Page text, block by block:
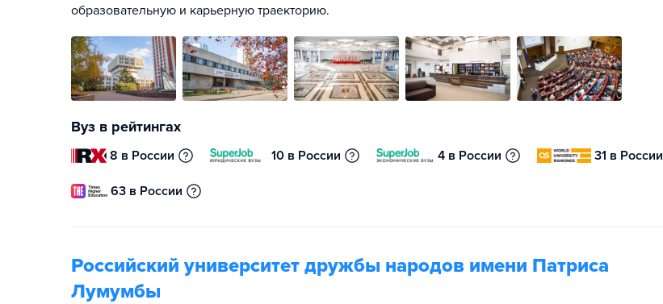
образовательную и карьерную траекторию.
Вуз в рейтингах
8 в России 10 в России 4 в России 31 в России
63 в России
Российский университет дружбы народов имени Патриса
Лумумбы